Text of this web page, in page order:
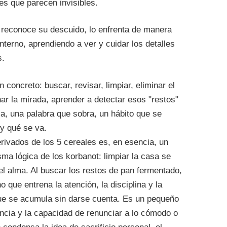
que parecen invisibles.
su descuido, lo enfrenta de manera
aprendiendo a ver y cuidar los detalles
la mirada, aprender a detectar esos "restos"
una palabra que sobra, un hábito que se
qué se va.
de los 5 cereales es, en esencia, un
lógica de los korbanot: limpiar la casa se
alma. Al buscar los restos de pan fermentado,
que entrena la atención, la disciplina y la
se acumula sin darse cuenta. Es un pequeño
y la capacidad de renunciar a lo cómodo o